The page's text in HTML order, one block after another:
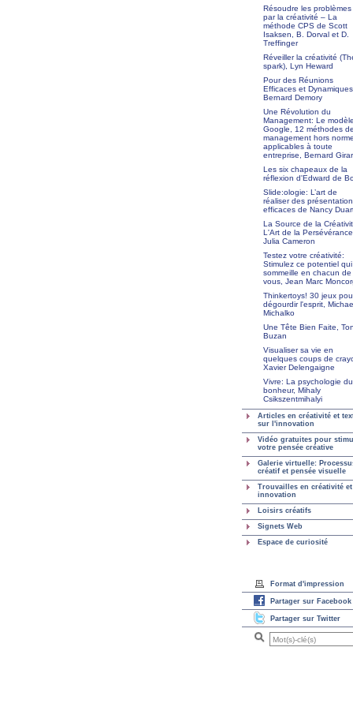
Résoudre les problèmes
par la créativité – La
méthode CPS de Scott
Isaksen, B. Dorval et D.
Treffinger
Réveiller la créativité
spark), Lyn Heward
Pour des Réunions
Efficaces et Dynamiques,
Bernard Demory
Une Révolution du
Management: Le modèle
Google, 12 méthodes de
management hors
applicables à toute
entreprise, Bernard
Les six chapeaux de la
réflexion d'Edward de
Slide:ologie: L’art de
réaliser des
efficaces de Nancy
La Source de la
L'Art de la Persévérance,
Julia Cameron
Testez votre créativité:
Stimulez ce potentiel qui
sommeille en chacun de
vous, Jean Marc
Thinkertoys! 30 jeux
dégourdir l'esprit,
Michalko
Une Tête Bien Faite,
Buzan
Visualiser sa vie en
quelques coups de
Xavier Delengaigne
Vivre: La psychologie du
bonheur, Mihaly
Csikszentmihalyi
Articles en créativité et
sur l'innovation
Vidéo gratuites pour
votre pensée créative
Galerie virtuelle:
créatif et pensée visuelle
Trouvailles en créativité et
innovation
Loisirs créatifs
Signets Web
Espace de curiosité
Format d'impression
Partager sur Facebook
Partager sur Twitter